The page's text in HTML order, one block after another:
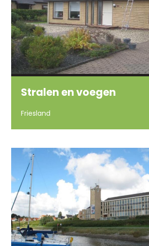
Stralen en voegen
Friesland